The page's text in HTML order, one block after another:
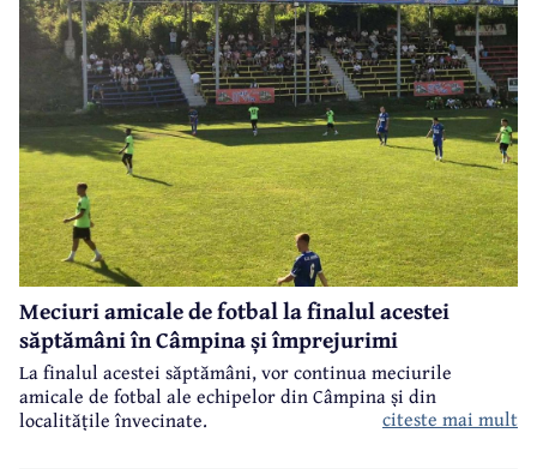
Meciuri amicale de fotbal la finalul acestei
săptămâni în Câmpina și împrejurimi
La finalul acestei săptămâni, vor continua meciurile
amicale de fotbal ale echipelor din Câmpina și din
localitățile învecinate.
citeste mai mult